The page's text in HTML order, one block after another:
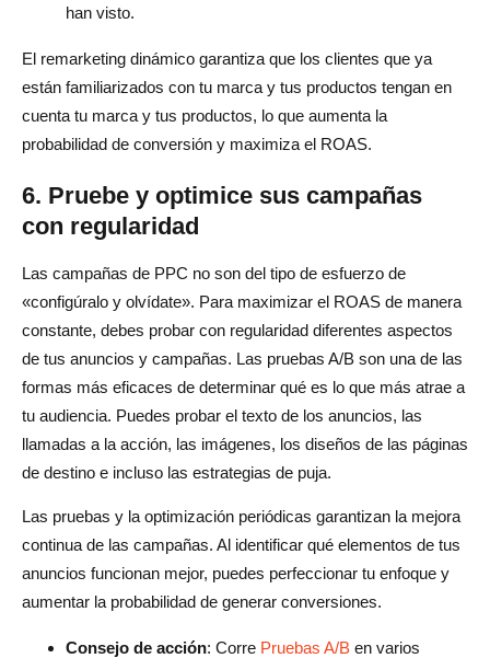
han visto.
El remarketing dinámico garantiza que los clientes que ya
están familiarizados con tu marca y tus productos tengan en
cuenta tu marca y tus productos, lo que aumenta la
probabilidad de conversión y maximiza el ROAS.
6. Pruebe y optimice sus campañas
con regularidad
Las campañas de PPC no son del tipo de esfuerzo de
«configúralo y olvídate». Para maximizar el ROAS de manera
constante, debes probar con regularidad diferentes aspectos
de tus anuncios y campañas. Las pruebas A/B son una de las
formas más eficaces de determinar qué es lo que más atrae a
tu audiencia. Puedes probar el texto de los anuncios, las
llamadas a la acción, las imágenes, los diseños de las páginas
de destino e incluso las estrategias de puja.
Las pruebas y la optimización periódicas garantizan la mejora
continua de las campañas. Al identificar qué elementos de tus
anuncios funcionan mejor, puedes perfeccionar tu enfoque y
aumentar la probabilidad de generar conversiones.
Consejo de acción: Corre Pruebas A/B en varios